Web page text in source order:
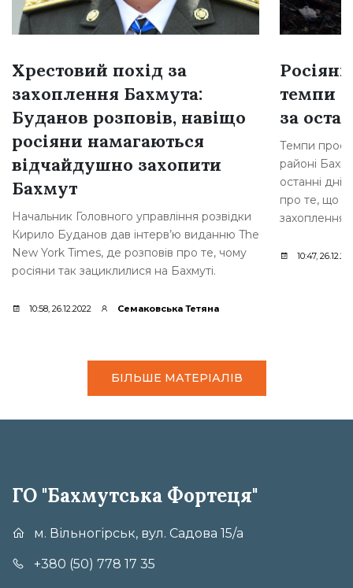
Хрестовий похід за
захоплення Бахмута:
Буданов розповів, навіщо
росіяни намагаються
відчайдушно захопити
Бахмут
Начальник Головного управління розвідки
Кирило Буданов дав інтерв’ю виданню The
New York Times, де розповів про те, чому
росіяни так зациклилися на Бахмуті.
10:58, 26.12.2022 Семаковська Тетяна
темпи
за
Темпи
районі
останні
про те, що
захоплення
10:47,
БІЛЬШЕ МАТЕРІАЛІВ
ГО "Бахмутська Фортеця"
м. Вільногірськ, вул. Садова 15/а
+380 (50) 778 17 35